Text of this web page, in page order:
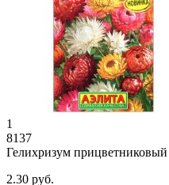
1
8137
Гелихризум
2.30 руб.